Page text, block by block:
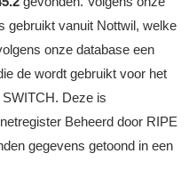
gebruikt vanuit Nottwil, welke
onze database een
de wordt gebruikt voor het
Deze is
Beheerd door RIPE
gegevens getoond in een